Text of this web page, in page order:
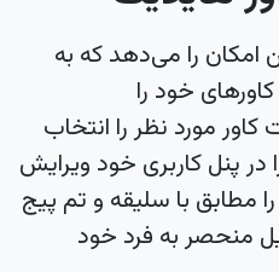
امکان را می‌دهد که به
خود را
مورد نظر را انتخاب
در پنل کاربری خود ویرایش
مطابق با سلیقه و تم پیج
منحصر به فرد خود